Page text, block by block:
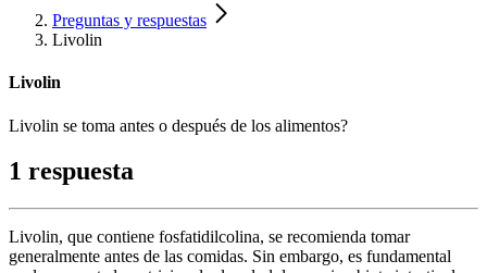
Preguntas y respuestas
Livolin
Livolin
Livolin se toma antes o después de los alimentos?
1 respuesta
Livolin, que contiene fosfatidilcolina, se recomienda tomar
generalmente antes de las comidas. Sin embargo, es fundamental